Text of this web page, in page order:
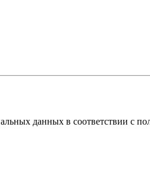
данных в соответствии с